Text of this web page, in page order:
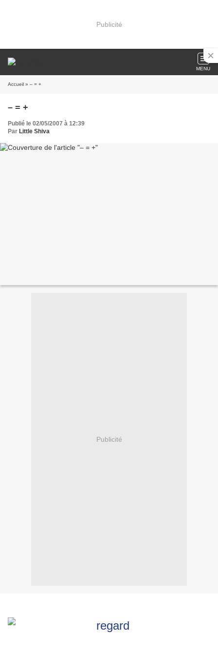
Publicité
MENU
Accueil » – = +
– = +
Publié le 02/05/2007 à 12:39
Par Little Shiva
Publicité